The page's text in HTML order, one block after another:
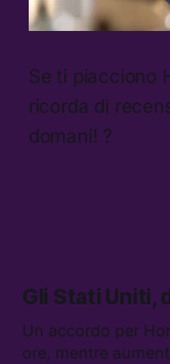
Se ti piacciono
ricorda di
domani! ?
Gli Stati Uniti,
Un accordo per
ore, mentre